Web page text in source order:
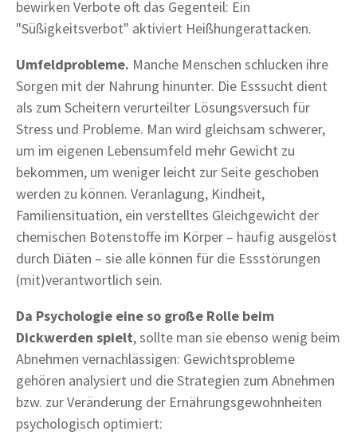
bewirken Verbote oft das Gegenteil: Ein
"Süßigkeitsverbot" aktiviert Heißhungerattacken.
Umfeldprobleme. Manche Menschen schlucken ihre
Sorgen mit der Nahrung hinunter. Die Esssucht dient
als zum Scheitern verurteilter Lösungsversuch für
Stress und Probleme. Man wird gleichsam schwerer,
um im eigenen Lebensumfeld mehr Gewicht zu
bekommen, um weniger leicht zur Seite geschoben
werden zu können. Veranlagung, Kindheit,
Familiensituation, ein verstelltes Gleichgewicht der
chemischen Botenstoffe im Körper – häufig ausgelöst
durch Diäten – sie alle können für die Essstörungen
(mit)verantwortlich sein.
Da Psychologie eine so große Rolle beim
Dickwerden spielt, sollte man sie ebenso wenig beim
Abnehmen vernachlässigen: Gewichtsprobleme
gehören analysiert und die Strategien zum Abnehmen
bzw. zur Veränderung der Ernährungsgewohnheiten
psychologisch optimiert: